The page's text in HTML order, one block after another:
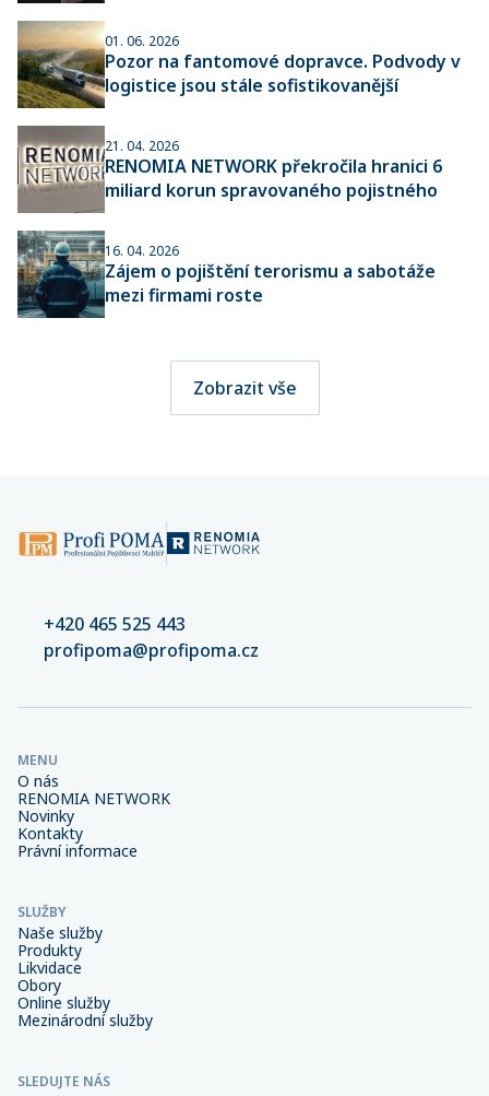
01. 06. 2026
Pozor na fantomové dopravce. Podvody v
logistice jsou stále sofistikovanější
21. 04. 2026
RENOMIA NETWORK překročila hranici 6
miliard korun spravovaného pojistného
16. 04. 2026
Zájem o pojištění terorismu a sabotáže
mezi firmami roste
Zobrazit vše
+420 465 525 443
profipoma@profipoma.cz
MENU
O nás
RENOMIA NETWORK
Novinky
Kontakty
Právní informace
SLUŽBY
Naše služby
Produkty
Likvidace
Obory
Online služby
Mezinárodní služby
SLEDUJTE NÁS